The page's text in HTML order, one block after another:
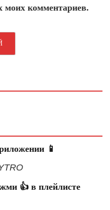
моих комментариев.
📱
👍 в плейлисте